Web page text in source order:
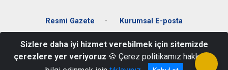
Resmi Gazete Kurumsal E-posta
Muradiye Mah. Hürriyet Meydanı No:1 Muratlı / Tekirdağ
0282 361 20 04
Sizlere daha iyi hizmet verebilmek için sitemizde
çerezlere yer veriyoruz 🍪 Çerez politikamız hakkında